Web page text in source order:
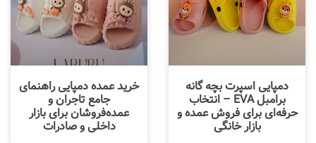
دمپایی اسپرت بچه گانه
برامبل EVA – انتخاب
حرفه‌ای برای فروش عمده و
بازار خانگی
خرید عمده دمپایی راهنمای
جامع تاجران و
عمده‌فروشان برای بازار
داخلی و صادرات